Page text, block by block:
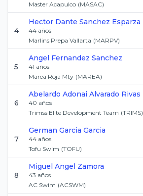
Master Acapulco (MASAC)
4
Hector Dante Sanchez Esparza
44 años
Marlins Prepa Vallarta (MARPV)
5
Angel Fernandez Sanchez
41 años
Marea Roja Mty (MAREA)
6
Abelardo Adonai Alvarado Rivas
40 años
Trimss Elite Development Team (TRIMS)
7
German Garcia Garcia
44 años
Tofu Swim (TOFU)
8
Miguel Angel Zamora
43 años
AC Swim (ACSWM)